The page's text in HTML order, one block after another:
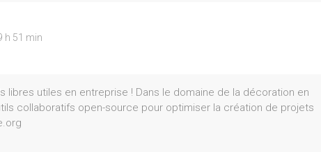
h 51 min
libres utiles en entreprise ! Dans le domaine de la décoration en
collaboratifs open-source pour optimiser la création de projets